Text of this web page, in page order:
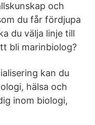
och
du får fördjupa
du välja linje till
bli marinbiolog?
kan du
hälsa och
inom biologi,